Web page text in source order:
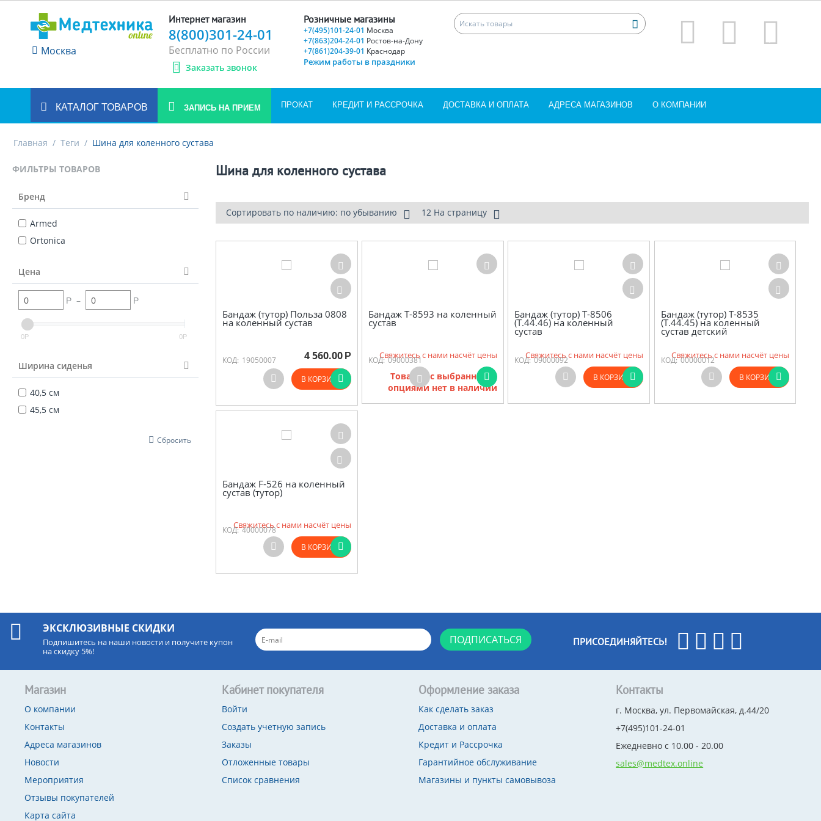
Москва
Интернет магазин
8(800)301-24-01
Бесплатно по России
Заказать звонок
Розничные магазины
+7(495)101-24-01 Москва
+7(863)204-24-01 Ростов-на-Дону
+7(861)204-39-01 Краснодар
Режим работы в праздники
КАТАЛОГ ТОВАРОВ ЗАПИСЬ НА ПРИЕМ ПРОКАТ КРЕДИТ И РАССРОЧКА ДОСТАВКА И ОПЛАТА АДРЕСА МАГАЗИНОВ О КОМПАНИИ
Главная / Теги / Шина для коленного сустава
ФИЛЬТРЫ ТОВАРОВ
Бренд
Armed
Ortonica
Цена
Р – Р
0Р 0Р
Ширина сиденья
40,5 см
45,5 см
Сбросить
Шина для коленного сустава
Сортировать по наличию: по убыванию 12 На страницу
Бандаж (тутор) Польза 0808
на коленный сустав
КОД: 19050007 4 560.00 Р
В КОРЗИНУ
Бандаж Т-8593 на коленный
сустав
КОД: 09000381
Свяжитесь с нами насчёт цены
Товаров с выбранными
опциями нет в наличии
Бандаж (тутор) Т-8506
(Т.44.46) на коленный
сустав
КОД: 09000092
Свяжитесь с нами насчёт цены
В КОРЗИНУ
Бандаж (тутор) Т-8535
(Т.44.45) на коленный
сустав детский
КОД: 00000012
Свяжитесь с нами насчёт цены
В КОРЗИНУ
Бандаж F-526 на коленный
сустав (тутор)
КОД: 40000078
Свяжитесь с нами насчёт цены
В КОРЗИНУ
ЭКСКЛЮЗИВНЫЕ СКИДКИ
Подпишитесь на наши новости и получите купон
на скидку 5%!
ПОДПИСАТЬСЯ ПРИСОЕДИНЯЙТЕСЬ!
Магазин
О компании
Контакты
Адреса магазинов
Новости
Мероприятия
Отзывы покупателей
Карта сайта
Кабинет покупателя
Войти
Создать учетную запись
Заказы
Отложенные товары
Список сравнения
Оформление заказа
Как сделать заказ
Доставка и оплата
Кредит и Рассрочка
Гарантийное обслуживание
Магазины и пункты самовывоза
Контакты
г. Москва, ул. Первомайская, д.44/20
+7(495)101-24-01
Ежедневно с 10.00 - 20.00
sales@medtex.online